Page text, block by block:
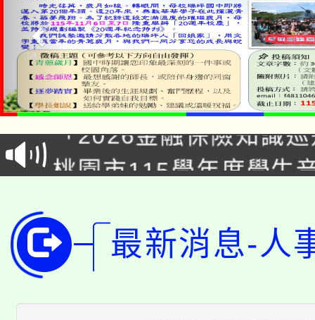
公告本校115學年度第
代理(課)教師甄選結果(
「2026金融保險知識
車」活動
桃園市115學年度學生
代理(課)教師甄選結果(
公告本校115學年度第
代理(課)教師甄選結果(
轉知中國文化大學推廣
《TA101》溝通分析基
轉知苗栗縣政府辦理
最新消息-人